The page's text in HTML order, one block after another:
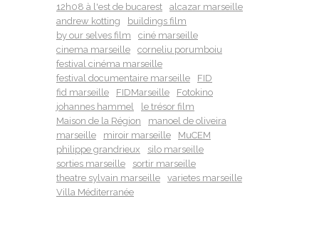
12h08 à l'est de bucarest
alcazar marseille
andrew kotting
buildings film
by our selves film
ciné marseille
cinema marseille
corneliu porumboiu
festival cinéma marseille
festival documentaire marseille
FID
fid marseille
FIDMarseille
Fotokino
johannes hammel
le trésor film
Maison de la Région
manoel de oliveira
marseille
miroir marseille
MuCEM
philippe grandrieux
silo marseille
sorties marseille
sortir marseille
theatre sylvain marseille
varietes marseille
Villa Méditerranée